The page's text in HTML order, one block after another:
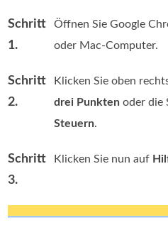
Schritt
1.
Öffnen Sie Google
oder Mac-Computer.
Schritt
2.
Klicken Sie oben
drei Punkten oder die
Steuern.
Schritt
3.
Klicken Sie nun auf